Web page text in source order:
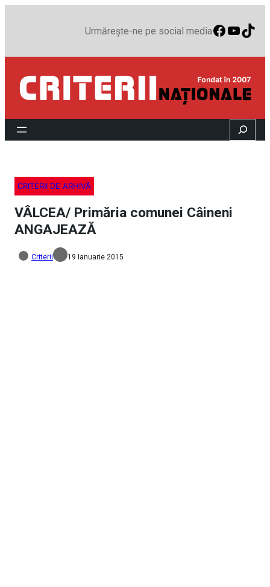
Urmărește-ne pe social media
Search
CRITERII DE ARHIVĂ
VÂLCEA/ Primăria comunei Câineni
ANGAJEAZĂ
Criterii 19 Ianuarie 2015